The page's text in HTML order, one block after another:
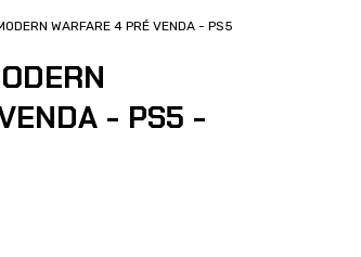
WARFARE 4 PRÉ VENDA - PS5
- PS5 -